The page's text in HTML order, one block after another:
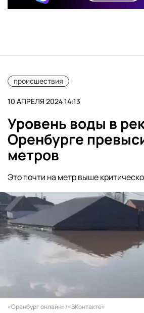
происшествия
10 АПРЕЛЯ 2024 14:13
Уровень воды в
Оренбурге
метров
Это почти на метр выше
«Оренбург онлайн»/«ВКонтакте»